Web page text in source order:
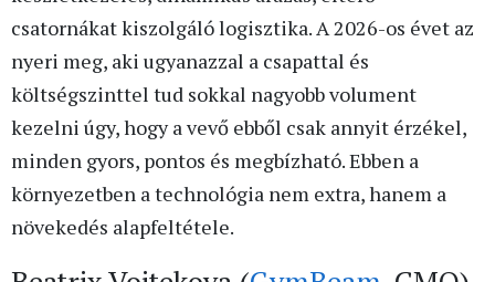
csatornákat kiszolgáló logisztika. A 2026-os évet az
nyeri meg, aki ugyanazzal a csapattal és
költségszinttel tud sokkal nagyobb volument
kezelni úgy, hogy a vevő ebből csak annyit érzékel,
minden gyors, pontos és megbízható. Ebben a
környezetben a technológia nem extra, hanem a
növekedés alapfeltétele.